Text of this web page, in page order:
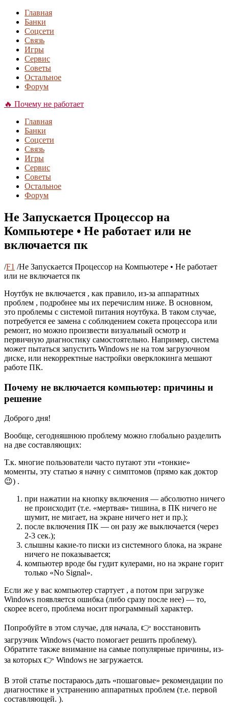
Главная
Банки
Соцсети
Связь
Игры
Сервис
Советы
Остальное
Форум
🔥 Почему не работает
Главная
Банки
Соцсети
Связь
Игры
Сервис
Советы
Остальное
Форум
Не Запускается Процессор на
Компьютере • Не работает или не
включается пк
/F1 /Не Запускается Процессор на Компьютере • Не работает
или не включается пк
Ноутбук не включается , как правило, из-за аппаратных
проблем , подробнее мы их перечислим ниже. В основном,
это проблемы с системой питания ноутбука. В таком случае,
потребуется ее замена с соблюдением сокета процессора или
ремонт, но можно произвести визуальный осмотр и
первичную диагностику самостоятельно. Например, система
может пытаться запустить Windows не на том загрузочном
диске, или некорректные настройки оверклокинга мешают
работе ПК.
Почему не включается компьютер: причины и
решение
Доброго дня!
Вообще, сегодняшнюю проблему можно глобально разделить
на две составляющих:
Т.к. многие пользователи часто путают эти «тонкие»
моменты, эту статью я начну с симптомов (прямо как доктор
😉) .
при нажатии на кнопку включения — абсолютно ничего
не происходит (т.е. «мертвая» тишина, в ПК ничего не
шумит, не мигает, на экране ничего нет и пр.);
после включения ПК — он разу же выключается (через
2-3 сек.);
слышны какие-то писки из системного блока, на экране
ничего не показывается;
компьютер вроде бы гудит кулерами, но на экране горит
только «No Signal».
Если же у вас компьютер стартует , а потом при загрузке
Windows появляется ошибка (либо сразу после нее) — то,
скорее всего, проблема носит программный характер.
Попробуйте в этом случае, для начала, 👉 восстановить
загрузчик Windows (часто помогает решить проблему).
Обратите также внимание на самые популярные причины, из-
за которых 👉 Windows не загружается.
В этой статье постараюсь дать «пошаговые» рекомендации по
диагностике и устранению аппаратных проблем (т.е. первой
составляющей. ).